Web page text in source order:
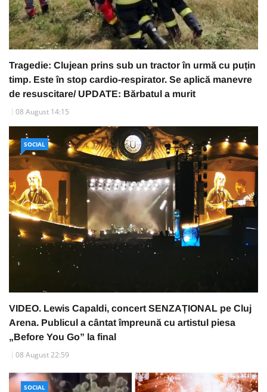
Tragedie: Clujean prins sub un tractor în urmă cu puțin
timp. Este în stop cardio-respirator. Se aplică manevre
de resuscitare/ UPDATE: Bărbatul a murit
08 August 14:15
SOCIAL
VIDEO. Lewis Capaldi, concert SENZAȚIONAL pe Cluj
Arena. Publicul a cântat împreună cu artistul piesa
„Before You Go” la final
08 August 22:59
SOCIAL